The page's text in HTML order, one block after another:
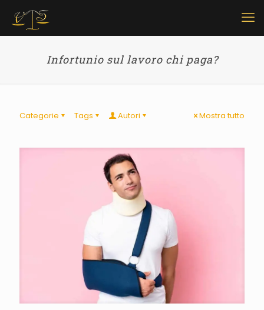
Infortunio sul lavoro chi paga?
Categorie Tags Autori Mostra tutto